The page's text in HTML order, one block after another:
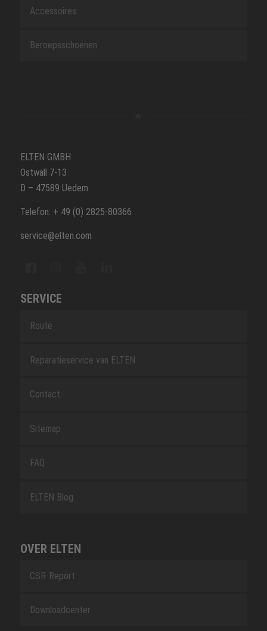
Accessoires
Beroepsschoenen
ELTEN GMBH
Ostwall 7-13
D – 47589 Uedem
Telefon: + 49 (0) 2825-80366
service@elten.com
SERVICE
Route
Reparatieservice van ELTEN
Contact
Sitemap
FAQ
ELTEN Blog
OVER ELTEN
CSR-Report
Downloadcenter